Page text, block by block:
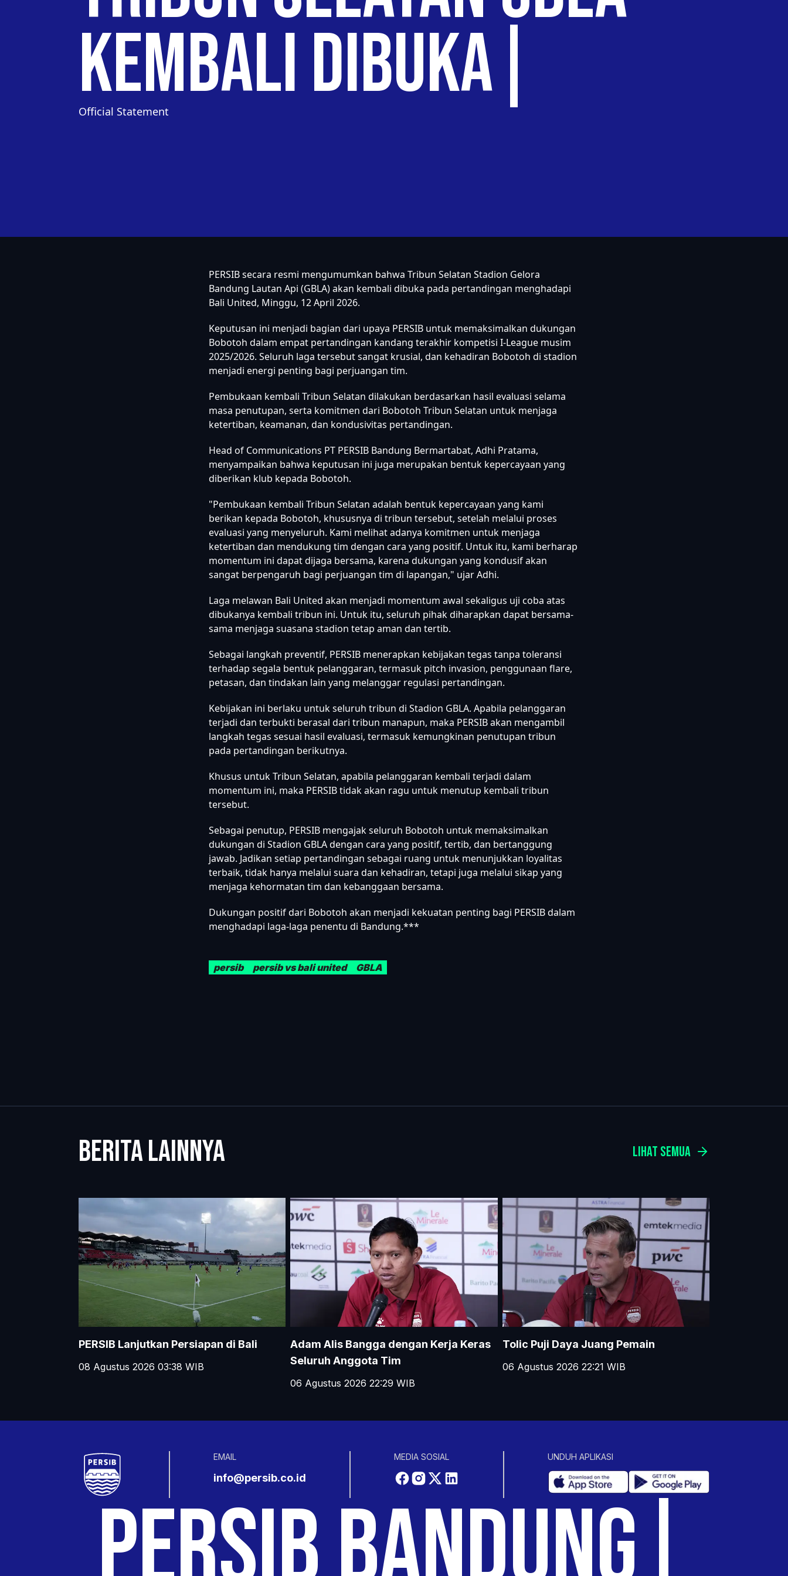
Kembali Dibuka
Official Statement
PERSIB secara resmi mengumumkan bahwa Tribun Selatan Stadion Gelora
Bandung Lautan Api (GBLA) akan kembali dibuka pada pertandingan menghadapi
Bali United, Minggu, 12 April 2026.
Keputusan ini menjadi bagian dari upaya PERSIB untuk memaksimalkan dukungan
Bobotoh dalam empat pertandingan kandang terakhir kompetisi I-League musim
2025/2026. Seluruh laga tersebut sangat krusial, dan kehadiran Bobotoh di stadion
menjadi energi penting bagi perjuangan tim.
Pembukaan kembali Tribun Selatan dilakukan berdasarkan hasil evaluasi selama
masa penutupan, serta komitmen dari Bobotoh Tribun Selatan untuk menjaga
ketertiban, keamanan, dan kondusivitas pertandingan.
Head of Communications PT PERSIB Bandung Bermartabat, Adhi Pratama,
menyampaikan bahwa keputusan ini juga merupakan bentuk kepercayaan yang
diberikan klub kepada Bobotoh.
"Pembukaan kembali Tribun Selatan adalah bentuk kepercayaan yang kami
berikan kepada Bobotoh, khususnya di tribun tersebut, setelah melalui proses
evaluasi yang menyeluruh. Kami melihat adanya komitmen untuk menjaga
ketertiban dan mendukung tim dengan cara yang positif. Untuk itu, kami berharap
momentum ini dapat dijaga bersama, karena dukungan yang kondusif akan
sangat berpengaruh bagi perjuangan tim di lapangan," ujar Adhi.
Laga melawan Bali United akan menjadi momentum awal sekaligus uji coba atas
dibukanya kembali tribun ini. Untuk itu, seluruh pihak diharapkan dapat bersama-
sama menjaga suasana stadion tetap aman dan tertib.
Sebagai langkah preventif, PERSIB menerapkan kebijakan tegas tanpa toleransi
terhadap segala bentuk pelanggaran, termasuk pitch invasion, penggunaan flare,
petasan, dan tindakan lain yang melanggar regulasi pertandingan.
Kebijakan ini berlaku untuk seluruh tribun di Stadion GBLA. Apabila pelanggaran
terjadi dan terbukti berasal dari tribun manapun, maka PERSIB akan mengambil
langkah tegas sesuai hasil evaluasi, termasuk kemungkinan penutupan tribun
pada pertandingan berikutnya.
Khusus untuk Tribun Selatan, apabila pelanggaran kembali terjadi dalam
momentum ini, maka PERSIB tidak akan ragu untuk menutup kembali tribun
tersebut.
Sebagai penutup, PERSIB mengajak seluruh Bobotoh untuk memaksimalkan
dukungan di Stadion GBLA dengan cara yang positif, tertib, dan bertanggung
jawab. Jadikan setiap pertandingan sebagai ruang untuk menunjukkan loyalitas
terbaik, tidak hanya melalui suara dan kehadiran, tetapi juga melalui sikap yang
menjaga kehormatan tim dan kebanggaan bersama.
Dukungan positif dari Bobotoh akan menjadi kekuatan penting bagi PERSIB dalam
menghadapi laga-laga penentu di Bandung.***
persib persib vs bali united GBLA
BERITA LAINNYA LIHAT SEMUA
PERSIB Lanjutkan Persiapan di Bali
08 Agustus 2026 03:38 WIB
Adam Alis Bangga dengan Kerja Keras
Seluruh Anggota Tim
06 Agustus 2026 22:29 WIB
Tolic Puji Daya Juang Pemain
06 Agustus 2026 22:21 WIB
EMAIL
info@persib.co.id
MEDIA SOSIAL UNDUH APLIKASI